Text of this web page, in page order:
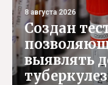
8 августа 2026
Создан
выявлять